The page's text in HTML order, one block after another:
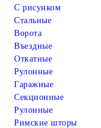
С рисунком
Стальные
Ворота
Въездные
Откатные
Рулонные
Гаражные
Cекционные
Рулонные
Римские шторы